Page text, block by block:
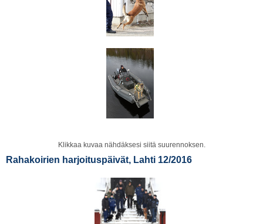
Klikkaa kuvaa nähdäksesi siitä suurennoksen.
Rahakoirien harjoituspäivät, Lahti 12/2016